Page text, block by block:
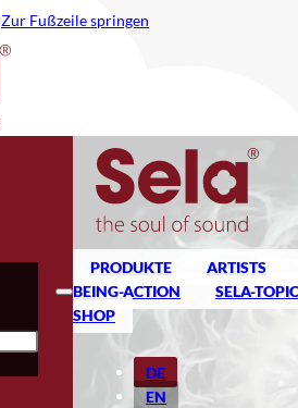
Zur Fußzeile springen
PRODUKTE
ARTISTS
BEING-ACTION
SELA-
SHOP
DE
EN